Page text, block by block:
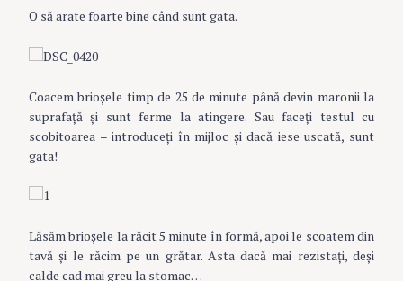
O să arate foarte bine când sunt gata.
Coacem brioşele timp de 25 de minute până devin maronii la
suprafață și sunt ferme la atingere. Sau faceți testul cu
scobitoarea – introduceți în mijloc și dacă iese uscată, sunt
gata!
Lăsăm brioşele la răcit 5 minute în formă, apoi le scoatem din
tavă şi le răcim pe un grătar. Asta dacă mai rezistați, deși
calde cad mai greu la stomac…